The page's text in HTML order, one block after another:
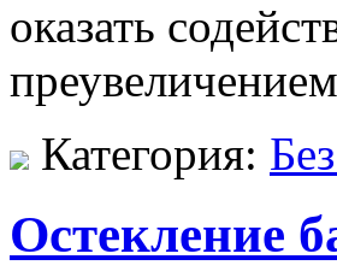
оказать
Категория:
Остекление